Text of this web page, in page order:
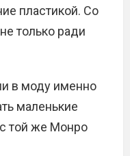
пластикой. Со
только ради
в моду именно
маленькие
той же Монро